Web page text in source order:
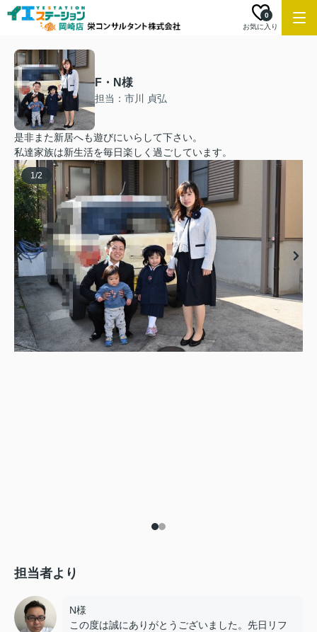
お気に入り
0
F・N様
担当：市川 貞弘
是非また新居へも遊びにいらして下さい。
私達家族は新生活を毎日楽しく過ごしています。
1/2
担当者より
N様
この度は誠にありがとうございました。先日リフ